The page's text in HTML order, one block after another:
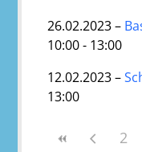
26.02.2023 –
10:00 - 13:00
12.02.2023 –
13:00
2